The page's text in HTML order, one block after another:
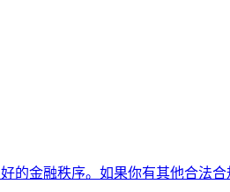
金融秩序。如果你有其他合法